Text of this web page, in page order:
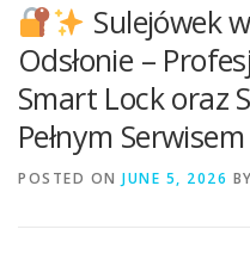
SMART DOM AI –
BLOG KONTAKT
Sulejówek
Odsłonie –
Smart Lock oraz
Pełnym Serwisem
POSTED ON JUNE 5, 2026 BY